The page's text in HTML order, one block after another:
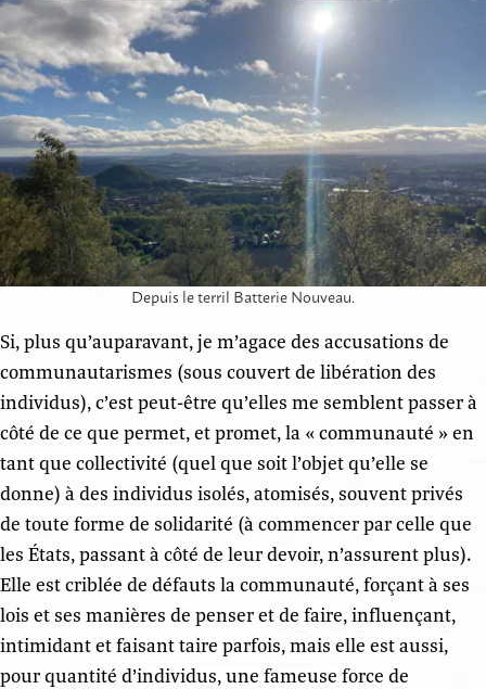
Depuis le terril Batterie Nouveau.
Si, plus qu’auparavant, je m’agace des accusations de
communautarismes (sous couvert de libération des
individus), c’est peut-être qu’elles me semblent passer à
côté de ce que permet, et promet, la « communauté » en
tant que collectivité (quel que soit l’objet qu’elle se
donne) à des individus isolés, atomisés, souvent privés
de toute forme de solidarité (à commencer par celle que
les États, passant à côté de leur devoir, n’assurent plus).
Elle est criblée de défauts la communauté, forçant à ses
lois et ses manières de penser et de faire, influençant,
intimidant et faisant taire parfois, mais elle est aussi,
pour quantité d’individus, une fameuse force de